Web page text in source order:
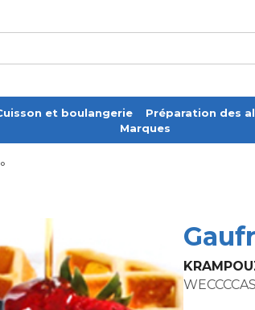
et boulangerie Préparation des
Marques
WECCCCAS